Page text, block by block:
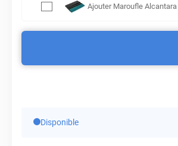
Ajouter Maroufle
Disponible